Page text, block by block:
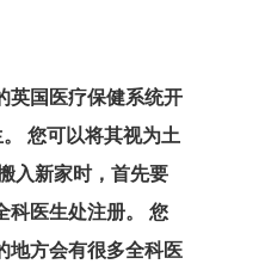
英国医疗保健系统开
您可以将其视为土
入新家时，首先要
科医生处注册。 您
地方会有很多全科医
爱沙尼亚个人
者计划
爱沙尼亚创业